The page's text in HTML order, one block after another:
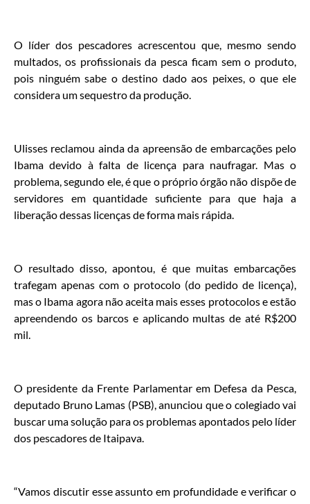
O líder dos pescadores acrescentou que, mesmo sendo
multados, os profissionais da pesca ficam sem o produto,
pois ninguém sabe o destino dado aos peixes, o que ele
considera um sequestro da produção.
Ulisses reclamou ainda da apreensão de embarcações pelo
Ibama devido à falta de licença para naufragar. Mas o
problema, segundo ele, é que o próprio órgão não dispõe de
servidores em quantidade suficiente para que haja a
liberação dessas licenças de forma mais rápida.
O resultado disso, apontou, é que muitas embarcações
trafegam apenas com o protocolo (do pedido de licença),
mas o Ibama agora não aceita mais esses protocolos e estão
apreendendo os barcos e aplicando multas de até R$200
mil.
O presidente da Frente Parlamentar em Defesa da Pesca,
deputado Bruno Lamas (PSB), anunciou que o colegiado vai
buscar uma solução para os problemas apontados pelo líder
dos pescadores de Itaipava.
“Vamos discutir esse assunto em profundidade e verificar o